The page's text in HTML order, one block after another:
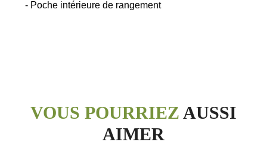
VOUS POURRIEZ AUSSI
AIMER